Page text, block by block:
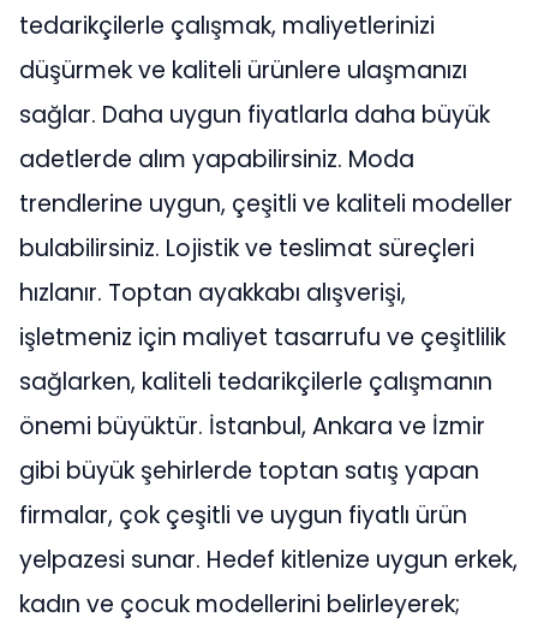
tedarikçilerle çalışmak, maliyetlerinizi
düşürmek ve kaliteli ürünlere ulaşmanızı
sağlar. Daha uygun fiyatlarla daha büyük
adetlerde alım yapabilirsiniz. Moda
trendlerine uygun, çeşitli ve kaliteli modeller
bulabilirsiniz. Lojistik ve teslimat süreçleri
hızlanır. Toptan ayakkabı alışverişi,
işletmeniz için maliyet tasarrufu ve çeşitlilik
sağlarken, kaliteli tedarikçilerle çalışmanın
önemi büyüktür. İstanbul, Ankara ve İzmir
gibi büyük şehirlerde toptan satış yapan
firmalar, çok çeşitli ve uygun fiyatlı ürün
yelpazesi sunar. Hedef kitlenize uygun erkek,
kadın ve çocuk modellerini belirleyerek;